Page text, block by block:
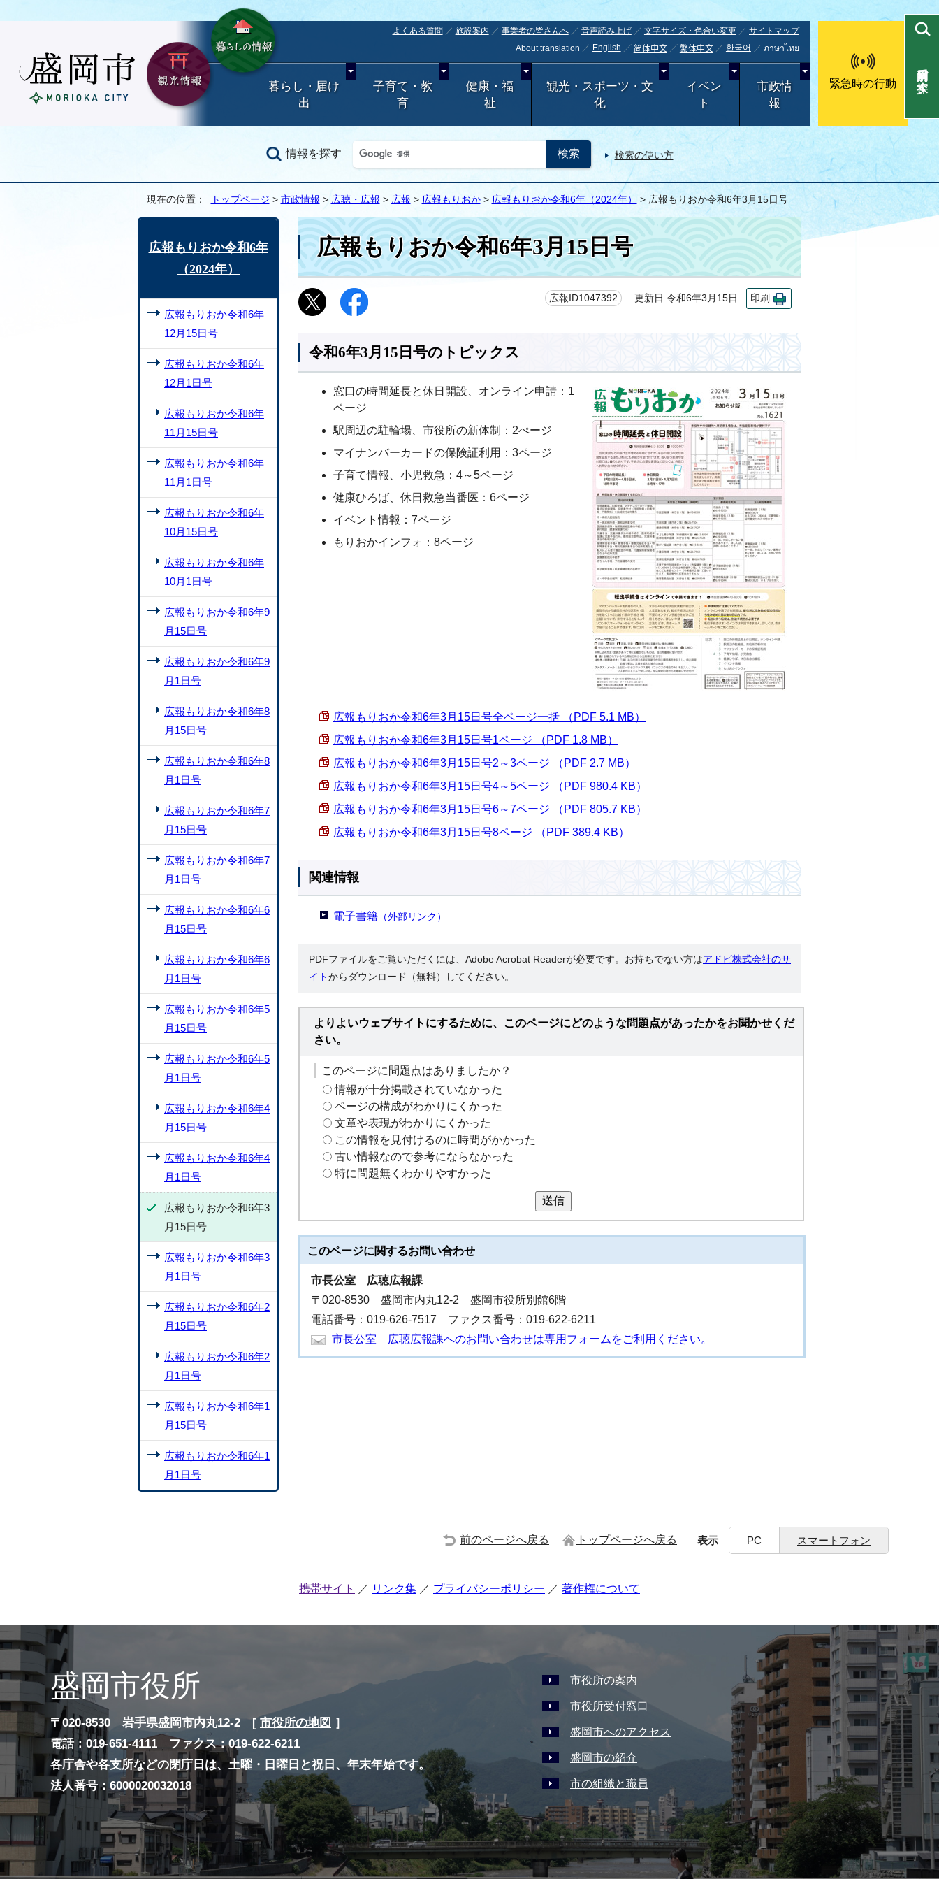
よくある質問 施設案内 事業者の皆さんへ 音声読み上げ 文字サイズ・色合い変更
サイトマップ
About translation
English 简体中文 繁体中文 한국어 ภาษาไทย
暮らし・届け
出
子育て・教
育
健康・福
祉
観光・スポーツ・文
化
イベン
ト
市政情
報
緊急時の行動
情報を探す 検索の使い方
目的別で探す
現在の位置： トップページ > 市政情報 > 広聴・広報 > 広報 > 広報もりおか> 広報もりおか令和6年（2024年） > 広報もりおか令和6年3月15日号
広報もりおか令和6年3月15日号
広報ID1047392 更新日 令和6年3月15日 印刷
令和6年3月15日号のトピックス
窓口の時間延長と休日開設、オンライン申請：1
ページ
駅周辺の駐輪場、市役所の新体制：2ぺージ
マイナンバーカードの保険証利用：3ページ
子育て情報、小児救急：4～5ページ
健康ひろば、休日救急当番医：6ページ
イベント情報：7ページ
もりおかインフォ：8ページ
広報もりおか令和6年3月15日号全ページ一括 （PDF 5.1 MB）
広報もりおか令和6年3月15日号1ページ （PDF 1.8 MB）
広報もりおか令和6年3月15日号2～3ページ （PDF 2.7 MB）
広報もりおか令和6年3月15日号4～5ページ （PDF 980.4 KB）
広報もりおか令和6年3月15日号6～7ページ （PDF 805.7 KB）
広報もりおか令和6年3月15日号8ページ （PDF 389.4 KB）
関連情報
電子書籍 （外部リンク）
PDFファイルをご覧いただくには、Adobe Acrobat Readerが必要です。お持ちでない方はアドビ株式会社のサ
イトからダウンロード（無料）してください。
よりよいウェブサイトにするために、このページにどのような問題点があったかをお聞かせくだ
さい。
このページに問題点はありましたか？
情報が十分掲載されていなかった
ページの構成がわかりにくかった
文章や表現がわかりにくかった
この情報を見付けるのに時間がかかった
古い情報なので参考にならなかった
特に問題無くわかりやすかった
送信
このページに関するお問い合わせ
市長公室 広聴広報課
〒020-8530 盛岡市内丸12-2 盛岡市役所別館6階
電話番号：019-626-7517 ファクス番号：019-622-6211
市長公室 広聴広報課へのお問い合わせは専用フォームをご利用ください。
広報もりおか令和6年
（2024年）
広報もりおか令和6年
12月15日号
広報もりおか令和6年
12月1日号
広報もりおか令和6年
11月15日号
広報もりおか令和6年
11月1日号
広報もりおか令和6年
10月15日号
広報もりおか令和6年
10月1日号
広報もりおか令和6年9
月15日号
広報もりおか令和6年9
月1日号
広報もりおか令和6年8
月15日号
広報もりおか令和6年8
月1日号
広報もりおか令和6年7
月15日号
広報もりおか令和6年7
月1日号
広報もりおか令和6年6
月15日号
広報もりおか令和6年6
月1日号
広報もりおか令和6年5
月15日号
広報もりおか令和6年5
月1日号
広報もりおか令和6年4
月15日号
広報もりおか令和6年4
月1日号
広報もりおか令和6年3
月15日号
広報もりおか令和6年3
月1日号
広報もりおか令和6年2
月15日号
広報もりおか令和6年2
月1日号
広報もりおか令和6年1
月15日号
広報もりおか令和6年1
月1日号
前のページへ戻る トップページへ戻る 表示 PC スマートフォン
携帯サイト リンク集 プライバシーポリシー 著作権について
盛岡市役所
〒020-8530 岩手県盛岡市内丸12-2 [ 市役所の地図 ］
電話：019-651-4111 ファクス：019-622-6211
各庁舎や各支所などの閉庁日は、土曜・日曜日と祝日、年末年始です。
法人番号：6000020032018
市役所の案内
市役所受付窓口
盛岡市へのアクセス
盛岡市の紹介
市の組織と職員